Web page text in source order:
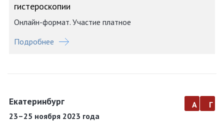
гистероскопии
Онлайн-формат. Участие платное
Подробнее
Екатеринбург
23–25 ноября 2023 года
а г